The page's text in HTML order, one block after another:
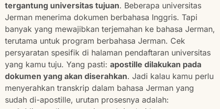
tergantung universitas tujuan. Beberapa universitas
Jerman menerima dokumen berbahasa Inggris. Tapi
banyak yang mewajibkan terjemahan ke bahasa Jerman,
terutama untuk program berbahasa Jerman. Cek
persyaratan spesifik di halaman pendaftaran universitas
yang kamu tuju. Yang pasti: apostille dilakukan pada
dokumen yang akan diserahkan. Jadi kalau kamu perlu
menyerahkan transkrip dalam bahasa Jerman yang
sudah di-apostille, urutan prosesnya adalah: